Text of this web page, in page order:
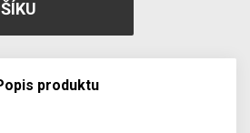
produktu